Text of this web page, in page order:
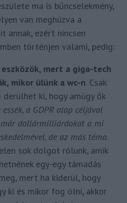
ma is bűncselekmény,
van meghúzva a
annak, ezért nincsen
történjen valami, pedig:
mert a giga-tech
mikor ülünk a wc-n. Csak
ki, hogy amúgy ők
a GDPR alap céljával
már dollármilliárdokat a mi
de az más téma.
sok dolgot rólunk, amik
egy-egy támadás
mert ha kiderül, hogy
ki és mikor fog ölni, akkor